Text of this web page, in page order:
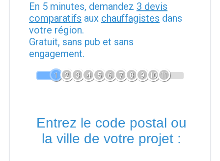
En 5 minutes, demandez 3 devis
comparatifs aux chauffagistes dans
votre région.
Gratuit, sans pub et sans
engagement.
1 2 3 4 5 6 7 8 9 10 11
Entrez le code postal ou
la ville de votre projet :